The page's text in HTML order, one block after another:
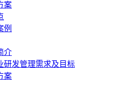
案
例
介
研发管理需求及目标
案